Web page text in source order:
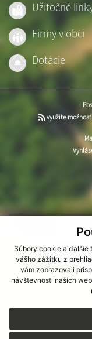
Súbory cookie a ďalšie
vášho zážitku z
vám zobrazovali
návštevnosti našich
Užitočné
Firmy v obci
Dotácie
využite
CMS
webhosting
,